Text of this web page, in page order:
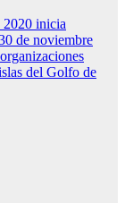
2020 inicia
de noviembre
del Golfo de